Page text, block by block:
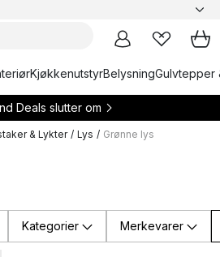
KjøkkenutstyrBelysningGulvtepper
Deals slutter om
& Lykter / Lys / Grønne lys
Kategorier Merkevarer